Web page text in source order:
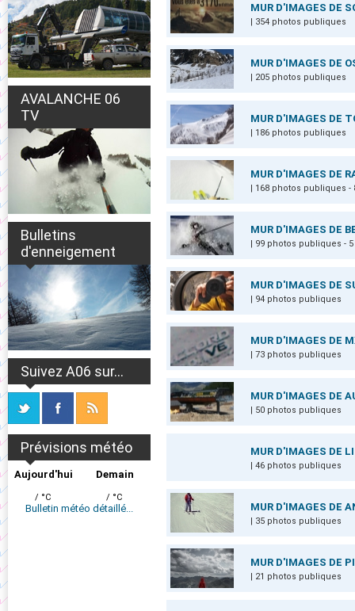
AVALANCHE 06
TV
Bulletins
d'enneigement
Suivez A06 sur...
Prévisions météo
Aujourd'hui
/ °C
Demain
/ °C
Bulletin météo détaillé...
MUR D'IMAGES DE
| 354 photos publiques
MUR D'IMAGES DE
| 205 photos publiques
MUR D'IMAGES DE
| 186 photos publiques
MUR D'IMAGES DE
| 168 photos publiques
MUR D'IMAGES DE
| 99 photos publiques -
MUR D'IMAGES DE
| 94 photos publiques
MUR D'IMAGES DE
| 73 photos publiques
MUR D'IMAGES DE
| 50 photos publiques
MUR D'IMAGES DE
| 46 photos publiques
MUR D'IMAGES DE
| 35 photos publiques
MUR D'IMAGES DE
| 21 photos publiques